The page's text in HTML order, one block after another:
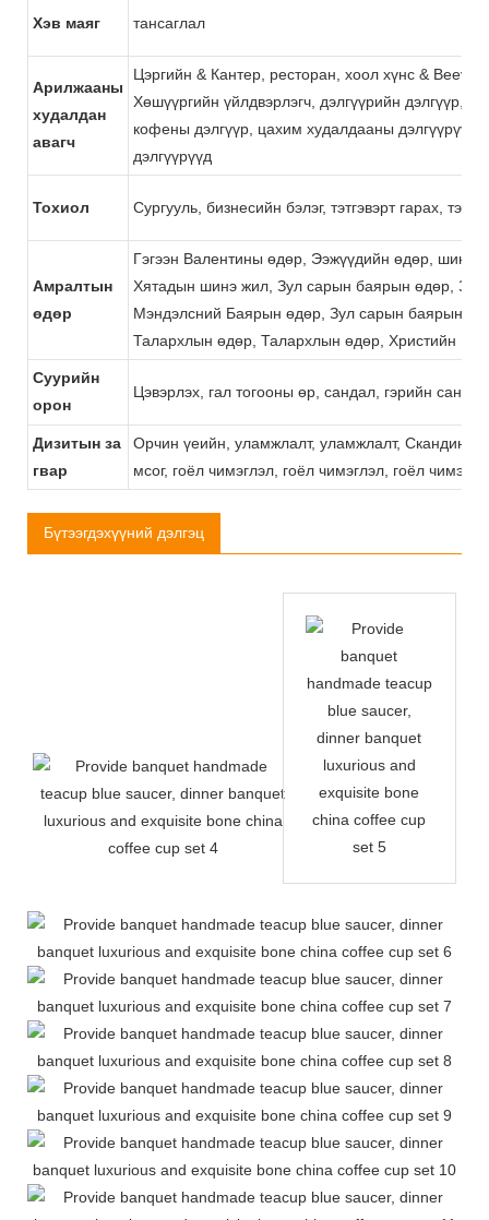
Хэв маяг тансаглал
Арилжааны
худалдан
авагч
Цэргийн & Кантер, ресторан, хоол хүнс &
Хөшүүргийн үйлдвэрлэгч, дэлгүүрийн дэлгүүр,
кофены дэлгүүр, цахим худалдааны дэлгүүрүүд,
дэлгүүрүүд
Тохиол Сургууль, бизнесийн бэлэг, тэтгэвэрт гарах,
Амралтын
өдөр
Гэгээн Валентины өдөр, Ээжүүдийн өдөр, шинэ
Хятадын шинэ жил, Зул сарын баярын өдөр,
Мэндэлсний Баярын өдөр, Зул сарын баярын
Талархлын өдөр, Талархлын өдөр, Христийн
Суурийн
орон
Цэвэрлэх, гал тогооны өр, сандал, гэрийн
Дизитын за
гвар
Орчин үеийн, уламжлалт, уламжлалт, Скандин,
мсог, гоёл чимэглэл, гоёл чимэглэл, гоёл
Бүтээгдэхүүний дэлгэц